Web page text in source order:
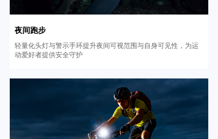
夜间跑步
轻量化头灯与警示手环提升夜间可视范围与自身可见性，为运
动爱好者提供安全守护